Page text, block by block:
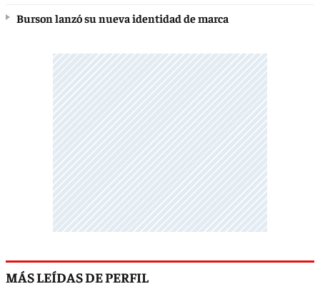
Burson lanzó su nueva identidad de marca
MÁS LEÍDAS DE PERFIL